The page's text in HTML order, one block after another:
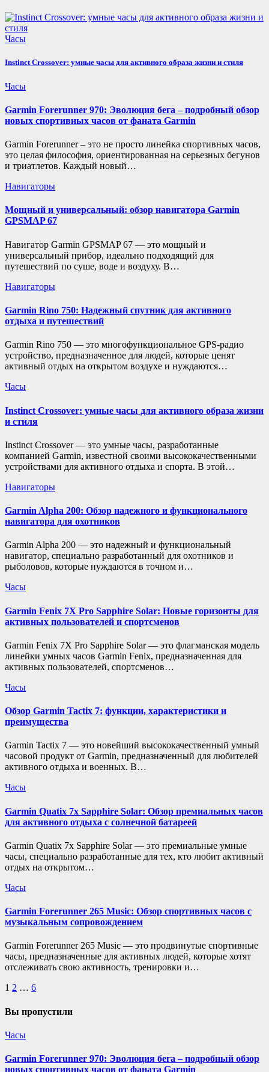
Часы
Instinct Crossover: умные часы для активного образа жизни и стиля
Часы
Garmin Forerunner 970: Эволюция бега – подробный обзор
новых спортивных часов от фаната Garmin
Garmin Forerunner – это не просто линейка спортивных часов,
это целая философия, ориентированная на серьезных бегунов
и триатлетов. Каждый новый…
Навигаторы
Мощный и универсальный: обзор навигатора Garmin
GPSMAP 67
Навигатор Garmin GPSMAP 67 — это мощный и
универсальный прибор, идеально подходящий для
путешествий по суше, воде и воздуху. В…
Навигаторы
Garmin Rino 750: Надежный спутник для активного
отдыха и путешествий
Garmin Rino 750 — это многофункциональное GPS-радио
устройство, предназначенное для людей, которые ценят
активный отдых на открытом воздухе и нуждаются…
Часы
Instinct Crossover: умные часы для активного образа жизни
и стиля
Instinct Crossover — это умные часы, разработанные
компанией Garmin, известной своими высококачественными
устройствами для активного отдыха и спорта. В этой…
Навигаторы
Garmin Alpha 200: Обзор надежного и функционального
навигатора для охотников
Garmin Alpha 200 — это надежный и функциональный
навигатор, специально разработанный для охотников и
рыболовов, которые нуждаются в точном и…
Часы
Garmin Fenix 7X Pro Sapphire Solar: Новые горизонты для
активных пользователей и спортсменов
Garmin Fenix 7X Pro Sapphire Solar — это флагманская модель
линейки умных часов Garmin Fenix, предназначенная для
активных пользователей, спортсменов…
Часы
Обзор Garmin Tactix 7: функции, характеристики и
преимущества
Garmin Tactix 7 — это новейший высококачественный умный
часовой продукт от Garmin, предназначенный для любителей
активного отдыха и военных. В…
Часы
Garmin Quatix 7x Sapphire Solar: Обзор премиальных часов
для активного отдыха с солнечной батареей
Garmin Quatix 7x Sapphire Solar — это премиальные умные
часы, специально разработанные для тех, кто любит активный
отдых на открытом…
Часы
Garmin Forerunner 265 Music: Обзор спортивных часов с
музыкальным сопровождением
Garmin Forerunner 265 Music — это продвинутые спортивные
часы, предназначенные для активных людей, которые хотят
отслеживать свою активность, тренировки и…
Пагинация
записей
1 2 … 6
Вы пропустили
Часы
Garmin Forerunner 970: Эволюция бега – подробный обзор
новых спортивных часов от фаната Garmin